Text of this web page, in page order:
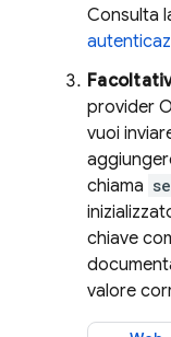
Consulta
provider
vuoi
chiama
chiave
valore